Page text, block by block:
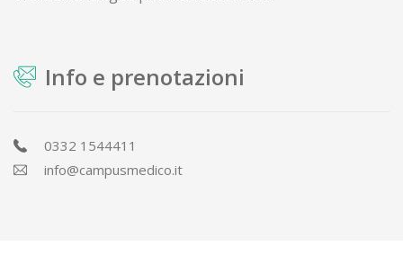
Info e prenotazioni
0332 1544411
info@campusmedico.it